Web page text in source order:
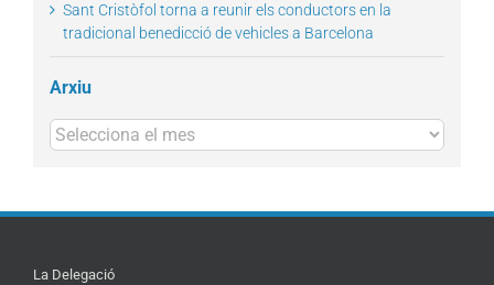
Sant Cristòfol torna a reunir els conductors en la
tradicional benedicció de vehicles a Barcelona
Arxiu
Arxius
La Delegació